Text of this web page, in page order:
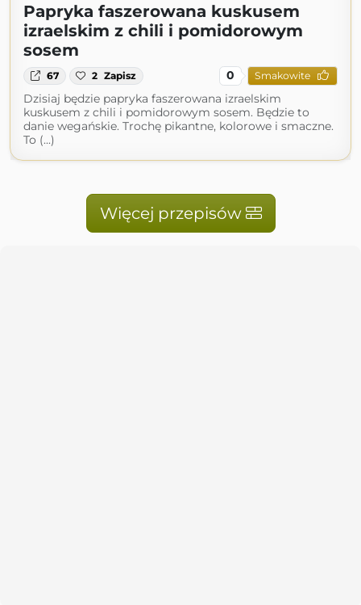
Papryka faszerowana kuskusem
izraelskim z chili i pomidorowym
sosem
67 2 Zapisz 0 Smakowite
Dzisiaj będzie papryka faszerowana izraelskim
kuskusem z chili i pomidorowym sosem. Będzie to
danie wegańskie. Trochę pikantne, kolorowe i smaczne.
To (...)
Więcej przepisów